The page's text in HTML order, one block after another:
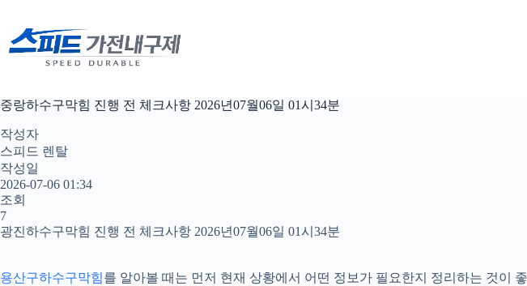
으
로
뛰
기
중랑하수구막힘 진행 전 체크사항 2026년07월06일 01시34분
작성자
스피드 렌탈
작성일
2026-07-06 01:34
조회
7
광진하수구막힘 진행 전 체크사항 2026년07월06일 01시34분
용산구하수구막힘를 알아볼 때는 먼저 현재 상황에서 어떤 정보가 필요한지 정리하는 것이